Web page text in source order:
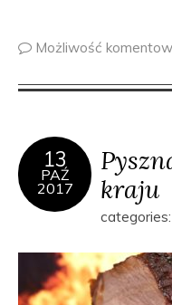
Możliwość
13
PAŹ
2017
kraju
categories: